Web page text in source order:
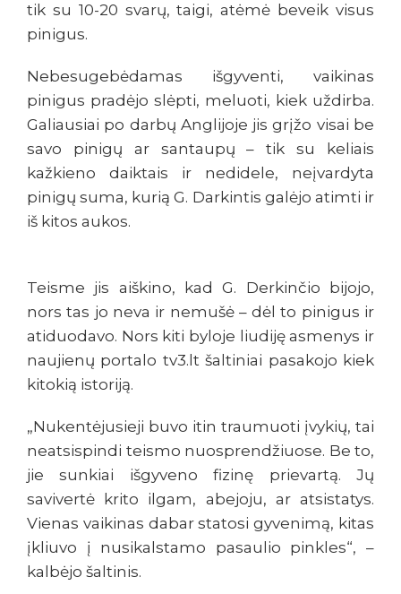
tik su 10-20 svarų, taigi, atėmė beveik visus
pinigus.
Nebesugebėdamas išgyventi, vaikinas
pinigus pradėjo slėpti, meluoti, kiek uždirba.
Galiausiai po darbų Anglijoje jis grįžo visai be
savo pinigų ar santaupų – tik su keliais
kažkieno daiktais ir nedidele, neįvardyta
pinigų suma, kurią G. Darkintis galėjo atimti ir
iš kitos aukos.
Teisme jis aiškino, kad G. Derkinčio bijojo,
nors tas jo neva ir nemušė – dėl to pinigus ir
atiduodavo. Nors kiti byloje liudiję asmenys ir
naujienų portalo tv3.lt šaltiniai pasakojo kiek
kitokią istoriją.
„Nukentėjusieji buvo itin traumuoti įvykių, tai
neatsispindi teismo nuosprendžiuose. Be to,
jie sunkiai išgyveno fizinę prievartą. Jų
savivertė krito ilgam, abejoju, ar atsistatys.
Vienas vaikinas dabar statosi gyvenimą, kitas
įkliuvo į nusikalstamo pasaulio pinkles“, –
kalbėjo šaltinis.